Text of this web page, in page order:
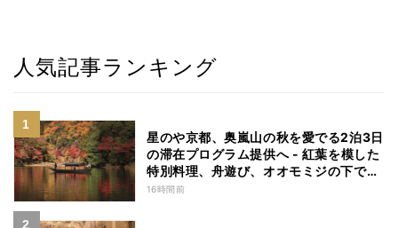
人気記事ランキング
星のや京都、奥嵐山の秋を愛でる2泊3日
の滞在プログラム提供へ - 紅葉を模した
特別料理、舟遊び、オオモミジの下でお
こなう深呼吸など
16時間前